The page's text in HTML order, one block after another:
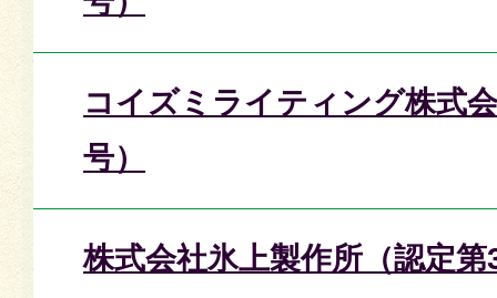
コイズミライティング株式
号）
株式会社氷上製作所（認定第